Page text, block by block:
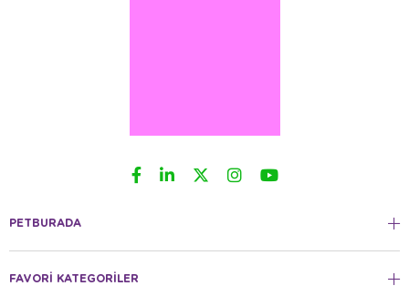
PETBURADA
FAVORİ KATEGORİLER